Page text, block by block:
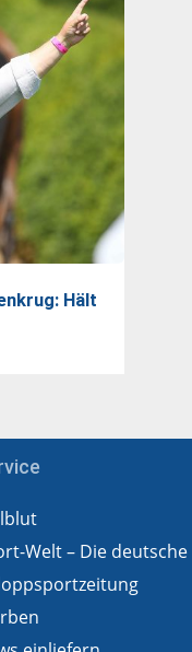
Hält
Welt – Die deutsche